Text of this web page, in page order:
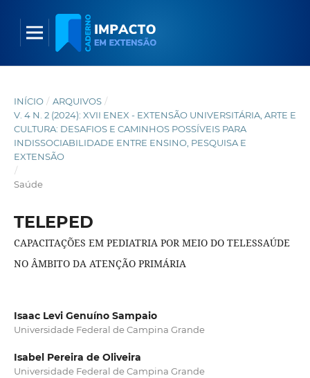
INÍCIO / ARQUIVOS /
V. 4 N. 2 (2024): XVII ENEX - EXTENSÃO UNIVERSITÁRIA, ARTE E
CULTURA: DESAFIOS E CAMINHOS POSSÍVEIS PARA
INDISSOCIABILIDADE ENTRE ENSINO, PESQUISA E
EXTENSÃO
/
Saúde
TELEPED
CAPACITAÇÕES EM PEDIATRIA POR MEIO DO TELESSAÚDE
NO ÂMBITO DA ATENÇÃO PRIMÁRIA
Isaac Levi Genuíno Sampaio
Universidade Federal de Campina Grande
Isabel Pereira de Oliveira
Universidade Federal de Campina Grande